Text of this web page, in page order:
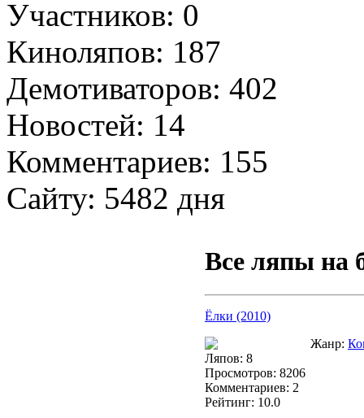
Участников: 0
Киноляпов: 187
Демотиваторов: 402
Новостей: 14
Комментариев: 155
Сайту: 5482 дня
Все ляпы на
Ёлки (2010)
Жанр:
Ляпов: 8
Просмотров: 8206
Комментариев: 2
Рейтинг: 10.0